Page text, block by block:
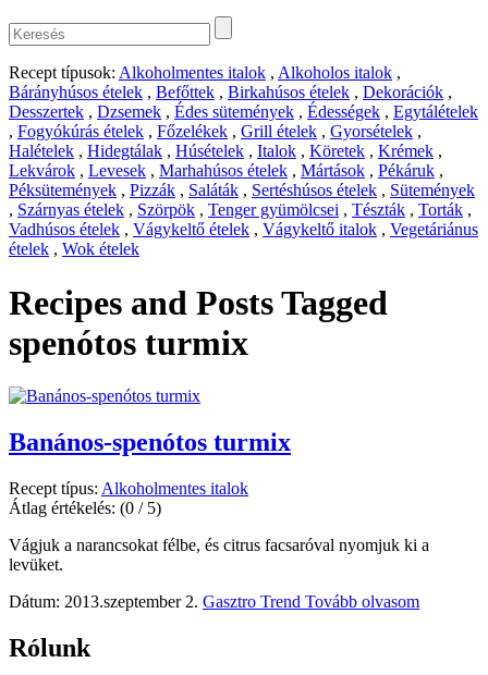
Recept típusok: Alkoholmentes italok , Alkoholos italok ,
Bárányhúsos ételek , Befőttek , Birkahúsos ételek , Dekorációk ,
Desszertek , Dzsemek , Édes sütemények , Édességek , Egytálételek
, Fogyókúrás ételek , Főzelékek , Grill ételek , Gyorsételek ,
Halételek , Hidegtálak , Húsételek , Italok , Köretek , Krémek ,
Lekvárok , Levesek , Marhahúsos ételek , Mártások , Pékáruk ,
Péksütemények , Pizzák , Saláták , Sertéshúsos ételek , Sütemények
, Szárnyas ételek , Szörpök , Tenger gyümölcsei , Tészták , Torták ,
Vadhúsos ételek , Vágykeltő ételek , Vágykeltő italok , Vegetáriánus
ételek , Wok ételek
Recipes and Posts Tagged
spenótos turmix
Banános-spenótos turmix
Recept típus: Alkoholmentes italok
Átlag értékelés: (0 / 5)
Vágjuk a narancsokat félbe, és citrus facsaróval nyomjuk ki a
levüket.
Dátum: 2013.szeptember 2. Gasztro Trend Tovább olvasom
Rólunk